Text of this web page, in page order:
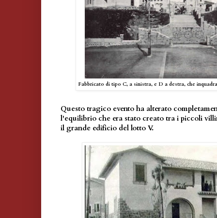
Fabbricato di tipo C, a sinistra, e D a destra, che
Questo tragico evento ha alterato
l'equilibrio che era stato creato tra i piccoli
il grande edificio del lotto V.